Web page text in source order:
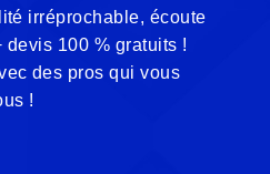
irréprochable, écoute
100 % gratuits !
des pros qui vous
!